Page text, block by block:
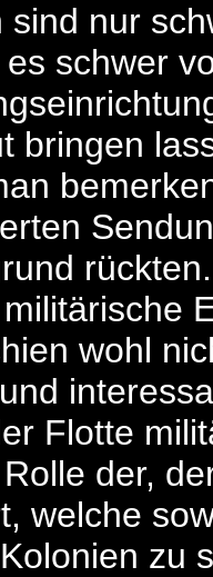
sind nur
schwer
bringen
wohl
Flotte
der,
welche
zu